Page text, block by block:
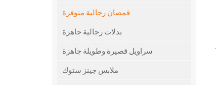
قمصان رجالية متوفرة
بدلات رجالية جاهزة
سراويل قصيرة وطويلة جاهزة
ملابس جينز ستوك